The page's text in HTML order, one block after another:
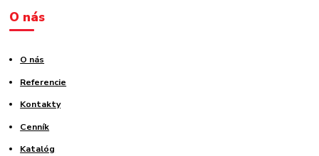
O nás
O nás
Referencie
Kontakty
Cenník
Katalóg